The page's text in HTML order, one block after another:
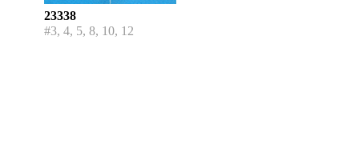
23338
#3, 4, 5, 8, 10, 12